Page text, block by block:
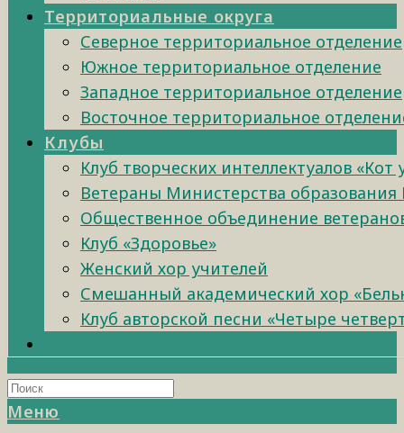
Территориальные округа
Северное территориальное отделение
Южное территориальное отделение
Западное территориальное отделение
Восточное территориальное
Клубы
Клуб творческих интеллектуалов «Кот
Ветераны Министерства образования
Общественное объединение
Клуб «Здоровье»
Женский хор учителей
Смешанный академический хор
Клуб авторской песни «Четыре
Меню